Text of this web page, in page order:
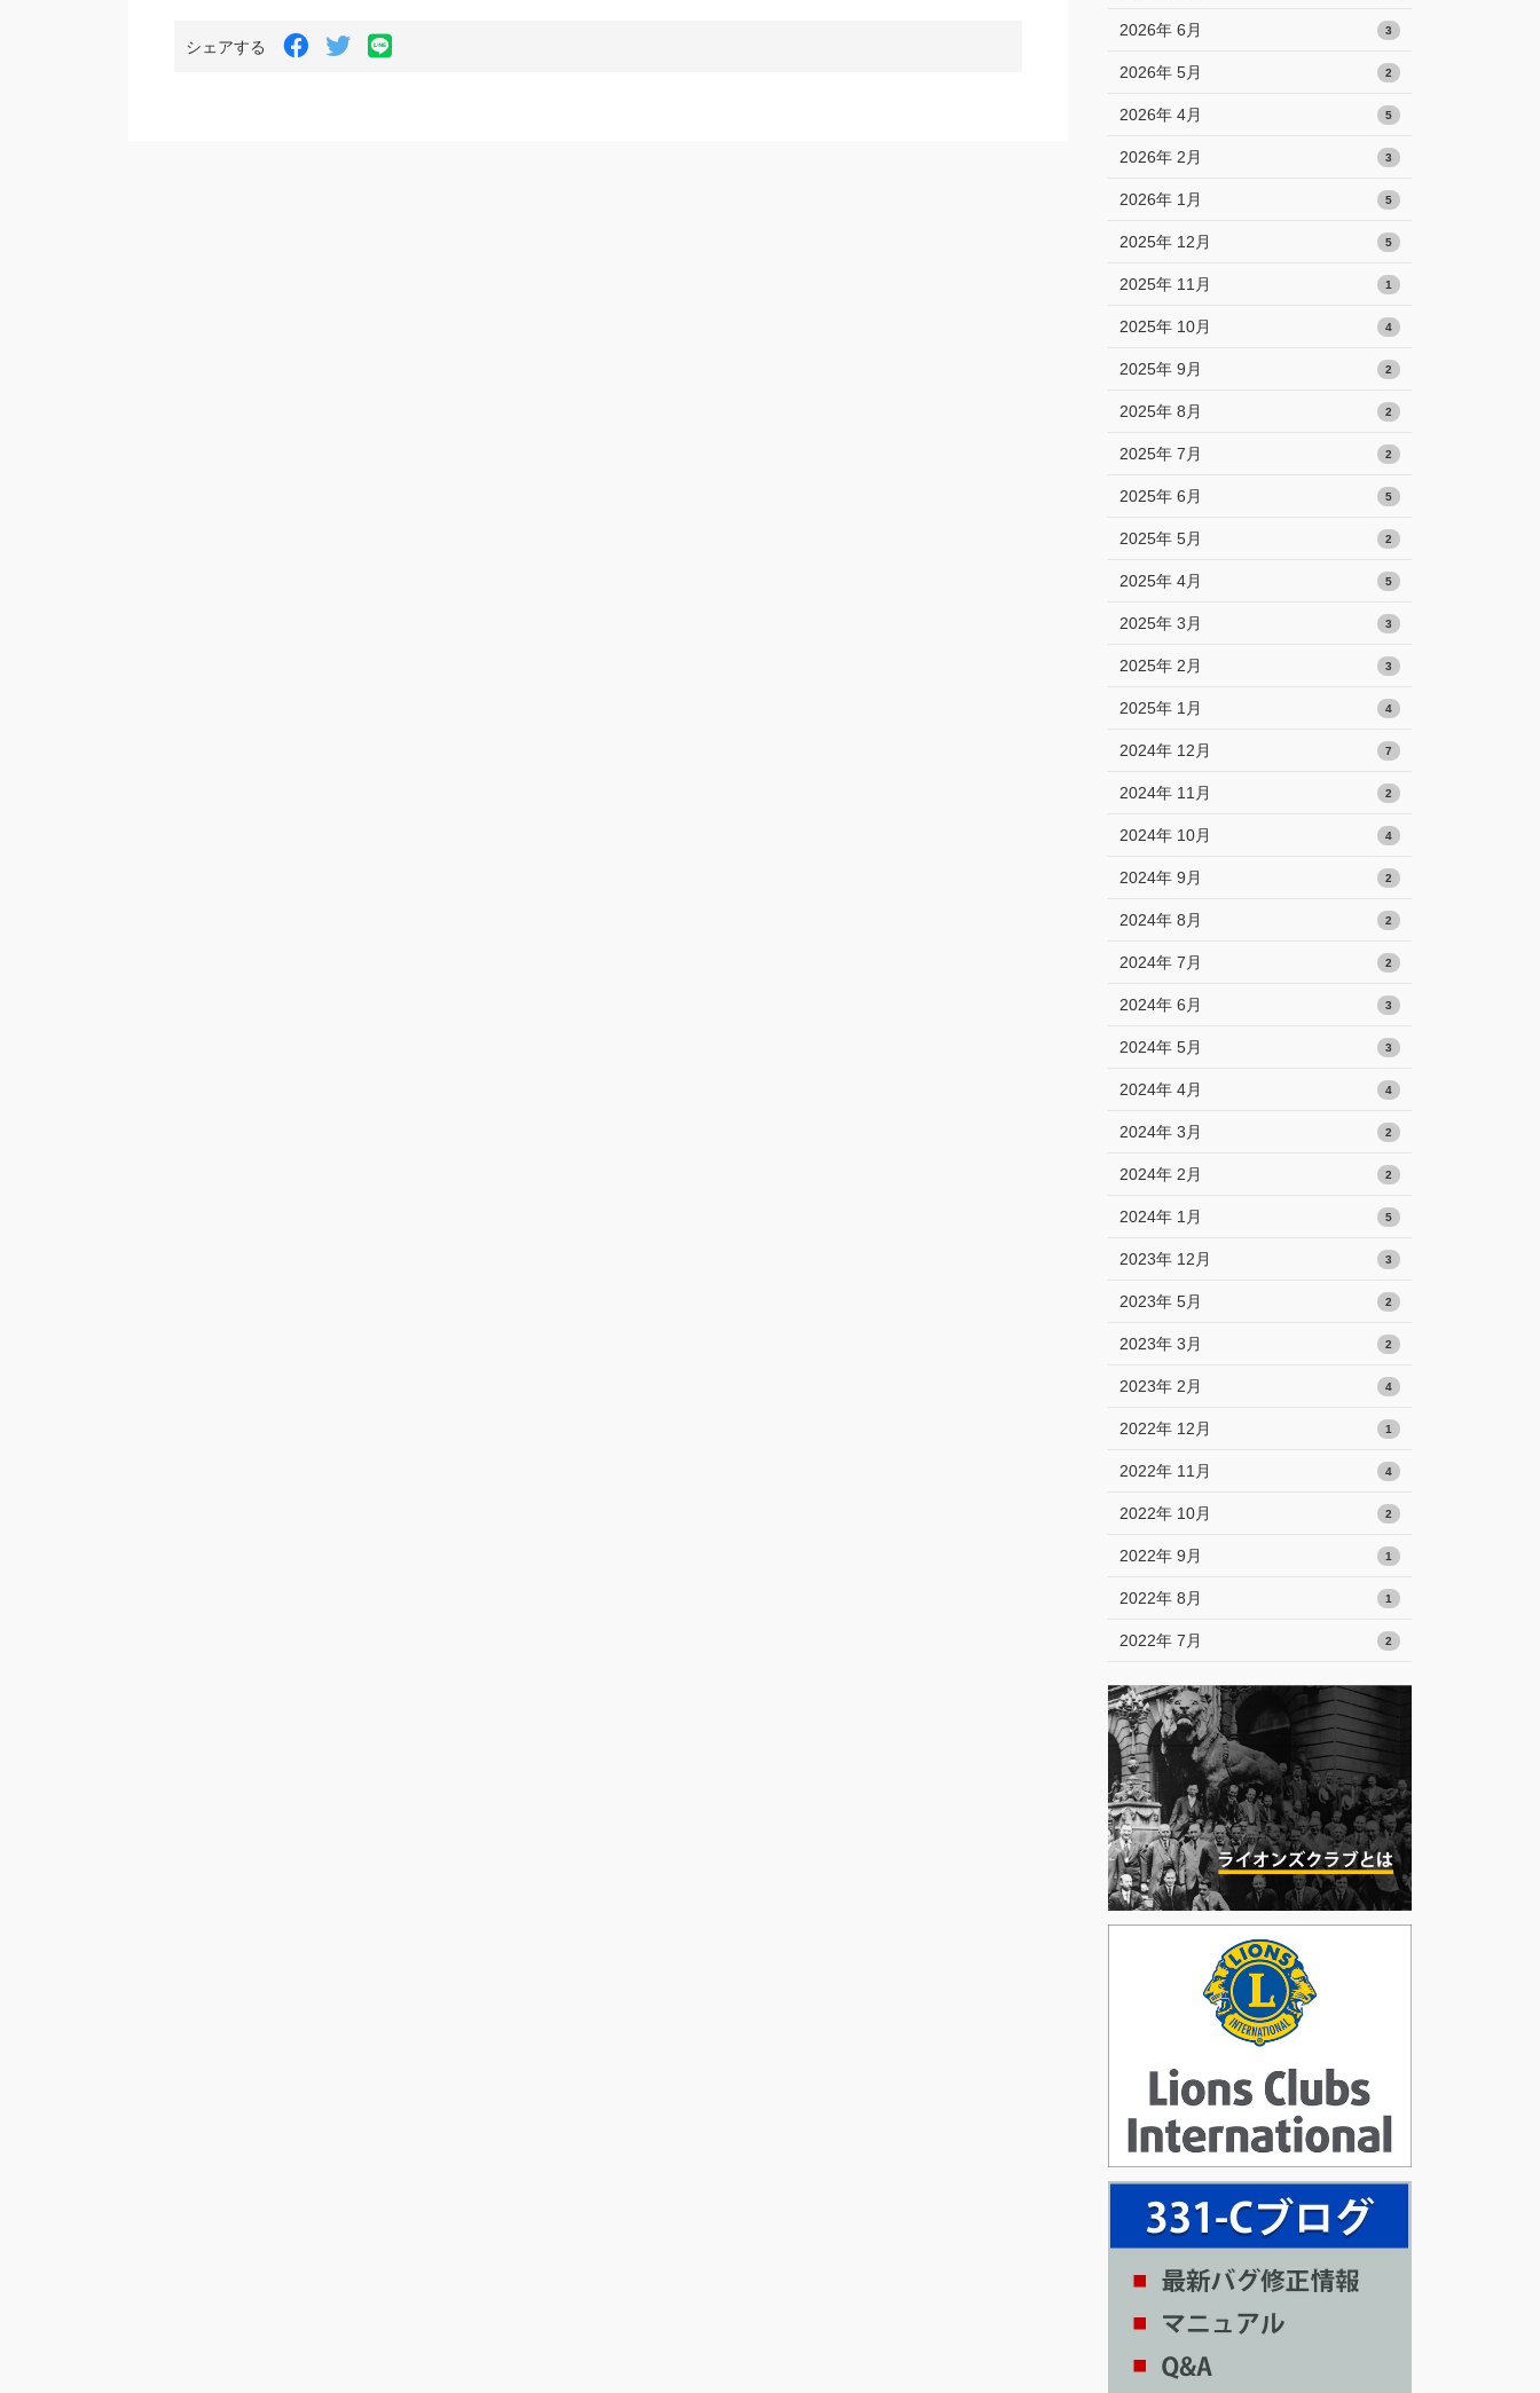
シェアする
Facebook
TwitterLINE
2026年 6月 3
2026年 5月 2
2026年 4月 5
2026年 2月 3
2026年 1月 5
2025年 12月 5
2025年 11月 1
2025年 10月 4
2025年 9月 2
2025年 8月 2
2025年 7月 2
2025年 6月 5
2025年 5月 2
2025年 4月 5
2025年 3月 3
2025年 2月 3
2025年 1月 4
2024年 12月 7
2024年 11月 2
2024年 10月 4
2024年 9月 2
2024年 8月 2
2024年 7月 2
2024年 6月 3
2024年 5月 3
2024年 4月 4
2024年 3月 2
2024年 2月 2
2024年 1月 5
2023年 12月 3
2023年 5月 2
2023年 3月 2
2023年 2月 4
2022年 12月 1
2022年 11月 4
2022年 10月 2
2022年 9月 1
2022年 8月 1
2022年 7月 2